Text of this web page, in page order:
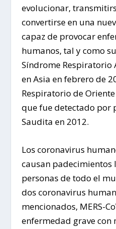
evolucionar,
convertirse en una
capaz de provocar
humanos, tal y como
Síndrome Respiratorio
en Asia en febrero de
Respiratorio de
que fue detectado por
Saudita en 2012.
Los coronavirus
causan padecimientos
personas de todo el
dos coronavirus
mencionados, MERS-
enfermedad grave con